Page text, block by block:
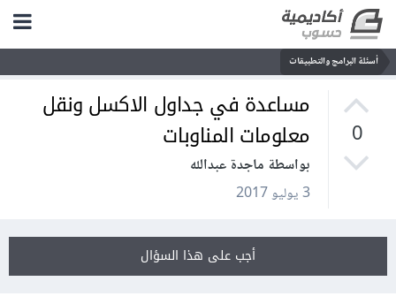
أسئلة البرامج والتطبيقات
0
مساعدة في جداول الاكسل ونقل
معلومات المناوبات
بواسطة ماجدة عبدالله
3 يوليو 2017
أجب على هذا السؤال